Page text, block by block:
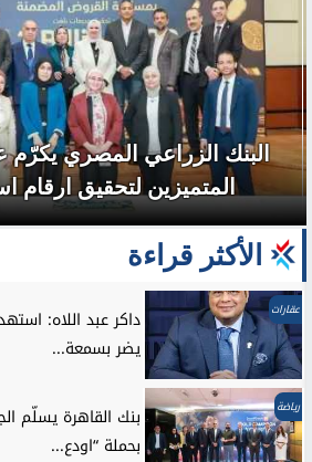
البنك الزراعي المصري
المتميزين لتحقيق ارقام
الأكثر قراءة
عقارات
داكر عبد اللاه:
يضر بسمعة...
رياضة
بنك القاهرة يسلّم
بحملة “اودع...